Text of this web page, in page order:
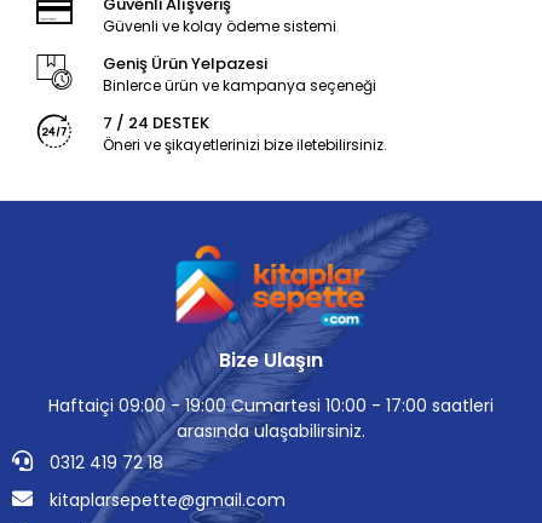
Güvenli ve kolay ödeme sistemi
Geniş Ürün Yelpazesi
Binlerce ürün ve kampanya seçeneği
7 / 24 DESTEK
Öneri ve şikayetlerinizi bize iletebilirsiniz.
Bize Ulaşın
Haftaiçi 09:00 - 19:00 Cumartesi 10:00 - 17:00 saatleri
arasında ulaşabilirsiniz.
0312 419 72 18
kitaplarsepette@gmail.com